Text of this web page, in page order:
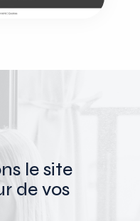
le site
de vos